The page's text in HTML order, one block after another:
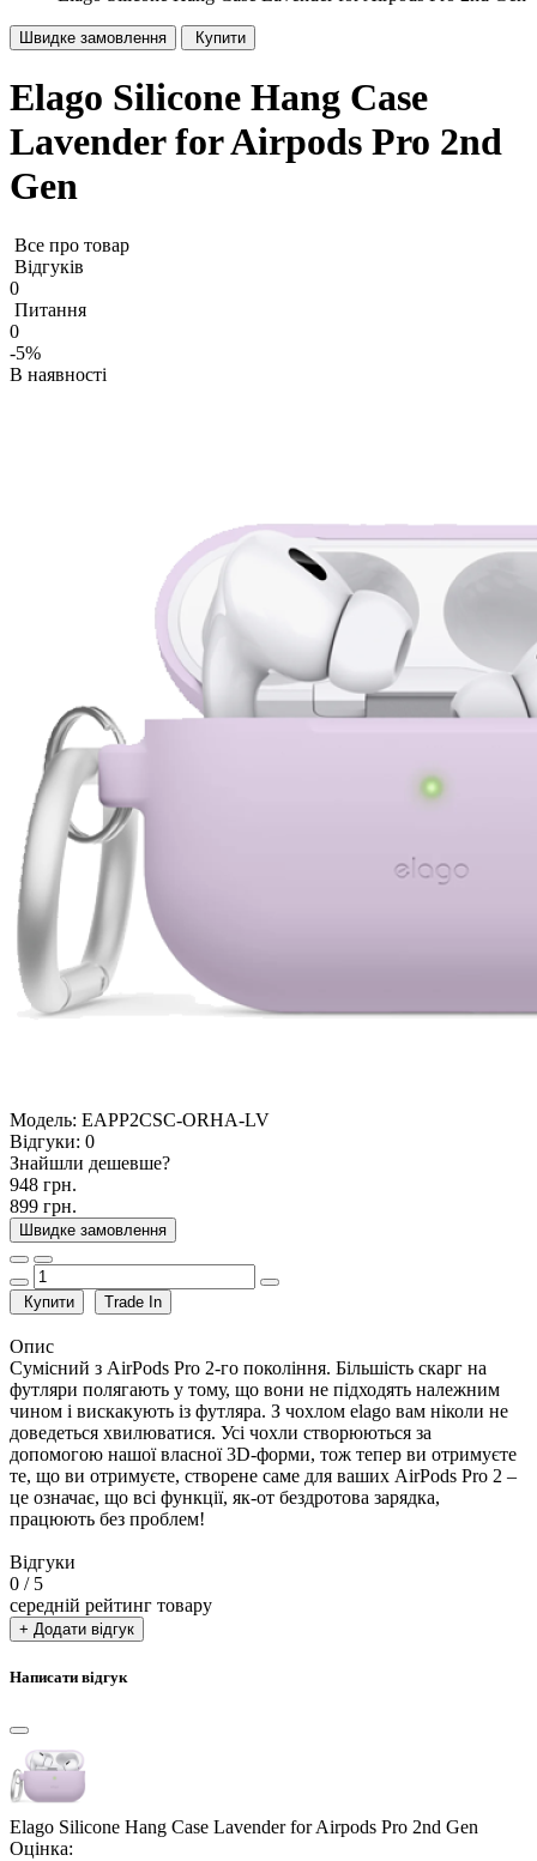
Швидке замовлення Купити
Elago Silicone Hang Case
Lavender for Airpods Pro 2nd
Gen
Все про товар
Відгуків
0
Питання
0
-5%
В наявності
Модель: EAPP2CSC-ORHA-LV
Відгуки: 0
Знайшли дешевше?
948 грн.
899 грн.
Швидке замовлення
Купити Trade In
Опис
Сумісний з AirPods Pro 2-го покоління. Більшість скарг на
футляри полягають у тому, що вони не підходять належним
чином і вискакують із футляра. З чохлом elago вам ніколи не
доведеться хвилюватися. Усі чохли створюються за
допомогою нашої власної 3D-форми, тож тепер ви отримуєте
те, що ви отримуєте, створене саме для ваших AirPods Pro 2 –
це означає, що всі функції, як-от бездротова зарядка,
працюють без проблем!
Відгуки
0 / 5
середній рейтинг товару
+ Додати відгук
Написати відгук
Elago Silicone Hang Case Lavender for Airpods Pro 2nd Gen
Оцінка: